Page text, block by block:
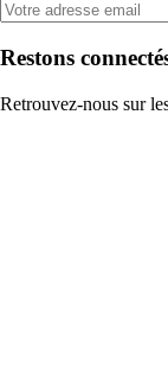
Restons
Retrouvez-nous sur